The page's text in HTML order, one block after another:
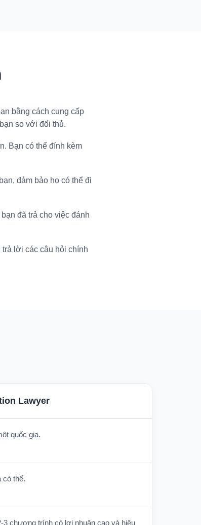
bằng cách cung cấp
so với đối thủ.
Bạn có thể đính kèm
đảm bảo họ có thể đi
đã trả cho việc đánh
lời các câu hỏi chính
Lawyer
quốc gia.
có thể.
chương trình có lợi nhuận cao và hiệu